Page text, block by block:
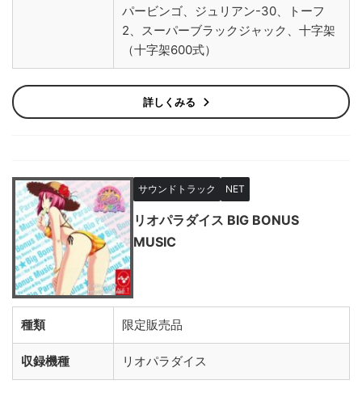
パービンゴ、ジュリアン-30、トーフ
2、スーパーブラックジャック、十字架
（十字架600式）
詳しくみる
サウンドトラック NET
リオパラダイス BIG BONUS
MUSIC
種類 限定販売品
収録機種 リオパラダイス